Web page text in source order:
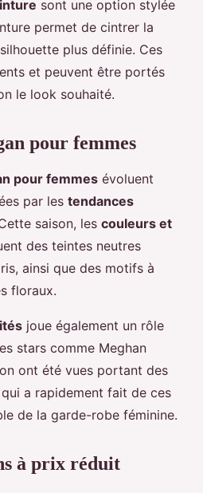
sont une option stylée
permet de cintrer la
plus définie. Ces
et peuvent être portés
le look souhaité.
pour femmes
pour femmes évoluent
par les tendances
saison, les couleurs et
des teintes neutres
ainsi que des motifs à
floraux.
joue également un rôle
stars comme Meghan
ont été vues portant des
a rapidement fait de ces
de la garde-robe féminine.
à prix réduit